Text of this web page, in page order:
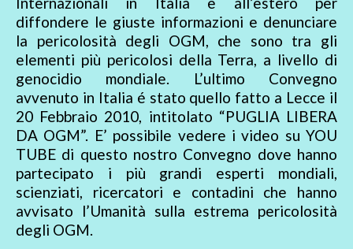
diffondere le giuste informazioni e denunciare
la pericolosità degli OGM, che sono tra gli
elementi più pericolosi della Terra, a livello di
genocidio mondiale. L’ultimo Convegno
avvenuto in Italia é stato quello fatto a Lecce il
20 Febbraio 2010, intitolato “PUGLIA LIBERA
DA OGM”. E’ possibile vedere i video su YOU
TUBE di questo nostro Convegno dove hanno
partecipato i più grandi esperti mondiali,
scienziati, ricercatori e contadini che hanno
avvisato l’Umanità sulla estrema pericolosità
degli OGM.